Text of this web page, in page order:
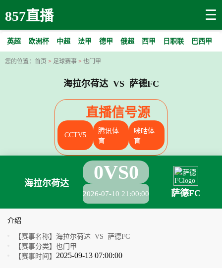
857直播 ☰
英超 欧洲杯 中超 法甲 德甲 俄超 西甲 日职联 巴西甲
您的位置： 首页 > 足球赛事 > 也门甲
海拉尔荷达 VS 萨德FC
直播信号源
CCTV5
腾讯体
育
咪咕体
育
海拉尔荷达 0VS0
2026-07-10 21:00:00 萨德FC
介绍
【赛事名称】 海拉尔荷达 VS 萨德FC
【赛事分类】 也门甲
【赛事时间】 2025-09-13 07:00:00